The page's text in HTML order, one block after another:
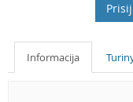
Informacija